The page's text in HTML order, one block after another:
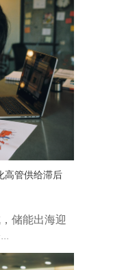
高管供给滞后
储能出海迎